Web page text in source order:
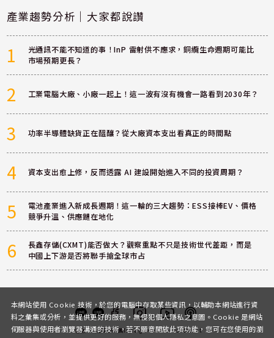
產業趨勢分析｜大家都說讚
1
光通訊不能不知道的事！InP 雷射供不應求，銅纜生命週期可能比
市場預期更長？
2 工業電腦大廠、小廠一起上！這一波有沒有機會一路看到2030年？
3 功率半導體缺貨正在醞釀？從大廠資本支出看真正的時間點
4 資本支出愈上修，反而透露 AI 建設開始進入不同的投資周期？
5
電池產業進入新成長週期！這一輪的三大趨勢：ESS接棒EV、價格
競爭升溫、供應鏈在地化
6
長鑫存儲(CXMT)能否做大？觀察重點不只是技術世代差距，而是
中國上下游是否將聯手搶全球市占
客服 討論區粉絲團InstagramYoutubePodcast
本網站使用 Cookie 技術，於您的電腦中存取某些資訊，以輔助本網站進行資
料之彙集或分析，並提供更好的服務，無侵犯個人隱私之意圖。Cookie 是網站
伺服器與使用者瀏覽器溝通的技術，若不願意開放此項功能，您可在您使用的瀏